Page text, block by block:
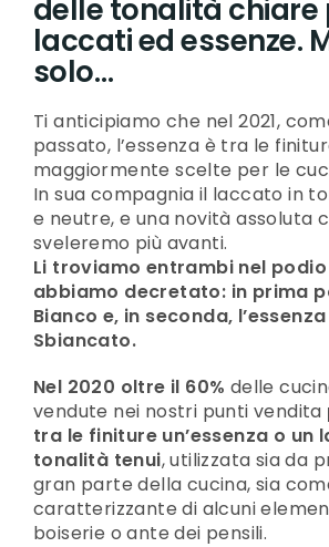
delle tonalità chiare
laccati ed essenze.
solo…
Ti anticipiamo che nel 2021,
passato, l’essenza è tra le
maggiormente scelte per le
In sua compagnia il laccato in
e neutre, e una novità assoluta
sveleremo più avanti.
Li troviamo entrambi nel
abbiamo decretato: in prima
Bianco e, in seconda,
Sbiancato.
Nel 2020 oltre il 60% delle
vendute nei nostri punti vendita
tra le finiture un’essenza o un
tonalità tenui, utilizzata sia da
gran parte della cucina, sia
caratterizzante di alcuni
boiserie o ante dei pensili.